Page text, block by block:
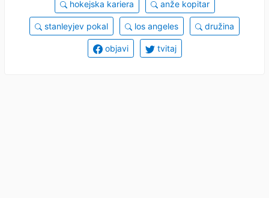
hokejska kariera anže kopitar
stanleyjev pokal los angeles družina
objavi tvitaj